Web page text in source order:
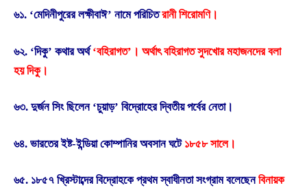
৬১. ‘মেদিনীপুরের লক্ষীবাঈ’ নামে পরিচিতরানী শিরোমণি।
৬২. ‘দিকু’ কথার অর্থ ‘বহিরাগত’। অর্থাৎ বহিরাগত সুদখোর মহাজনদের বলা
হয় দিকু।
৬৩. দুর্জন সিং ছিলেন ‘চুয়াড়’ বিদ্রোহের দ্বিতীয় পর্বের নেতা।
৬৪. ভারতের ইষ্ট-ইন্ডিয়া কোম্পানির অবসান ঘটে ১৮৫৮ সালে।
৬৫. ১৮৫৭ খ্রিস্টাব্দের বিদ্রোহকে প্রথম স্বাধীনতা সংগ্রাম বলেছেনবিনায়ক